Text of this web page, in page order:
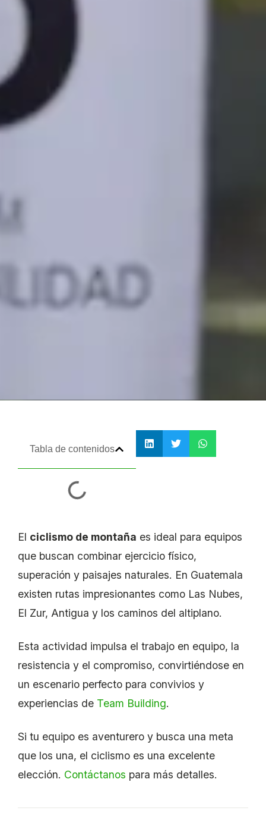
Tabla de contenidos
El ciclismo de montaña es ideal para equipos
que buscan combinar ejercicio físico,
superación y paisajes naturales. En Guatemala
existen rutas impresionantes como Las Nubes,
El Zur, Antigua y los caminos del altiplano.
Esta actividad impulsa el trabajo en equipo, la
resistencia y el compromiso, convirtiéndose en
un escenario perfecto para convivios y
experiencias de Team Building.
Si tu equipo es aventurero y busca una meta
que los una, el ciclismo es una excelente
elección. Contáctanos para más detalles.